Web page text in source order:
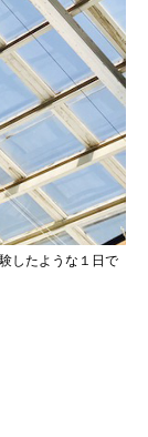
したような１日で